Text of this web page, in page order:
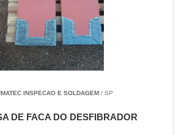
INSPECAO E SOLDAGEM / SP
DE FACA DO DESFIBRADOR